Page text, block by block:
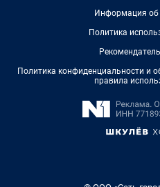
Информация об
Политика
Политика конфиденциальности и
правила